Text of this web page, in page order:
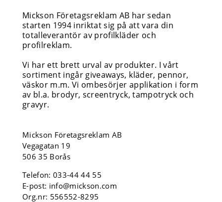
Mickson Företagsreklam AB har sedan
starten 1994 inriktat sig på att vara din
totalleverantör av profilkläder och
profilreklam.
Vi har ett brett urval av produkter. I vårt
sortiment ingår giveaways, kläder, pennor,
väskor m.m. Vi ombesörjer applikation i form
av bl.a. brodyr, screentryck, tampotryck och
gravyr.
Mickson Företagsreklam AB
Vegagatan 19
506 35 Borås
Telefon:033-44 44 55
E-post: info@mickson.com
Org.nr: 556552-8295